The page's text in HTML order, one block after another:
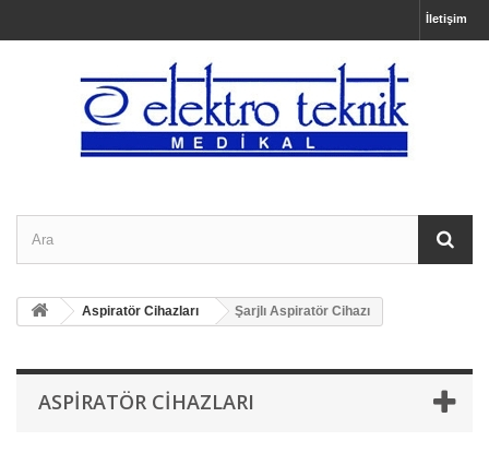
İletişim
Aspiratör Cihazları Şarjlı Aspiratör Cihazı
ASPIRATÖR CIHAZLARI